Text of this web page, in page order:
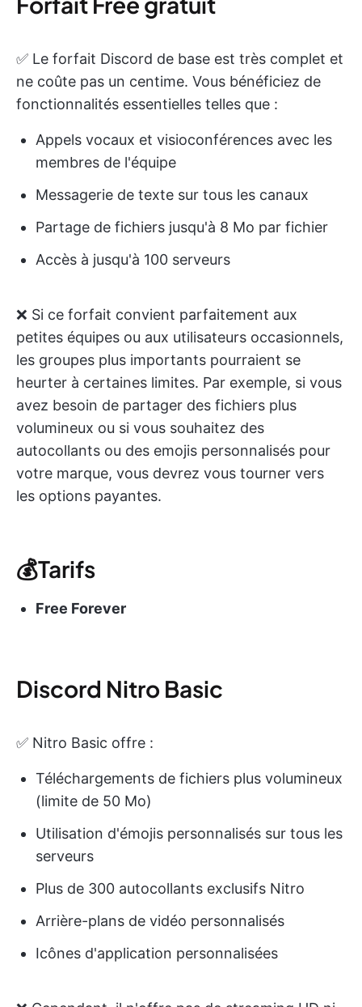
✅ Le forfait Discord de base est très complet et
ne coûte pas un centime. Vous bénéficiez de
fonctionnalités essentielles telles que :
Appels vocaux et visioconférences avec les
membres de l'équipe
Messagerie de texte sur tous les canaux
Partage de fichiers jusqu'à 8 Mo par fichier
Accès à jusqu'à 100 serveurs
❌ Si ce forfait convient parfaitement aux
petites équipes ou aux utilisateurs occasionnels,
les groupes plus importants pourraient se
heurter à certaines limites. Par exemple, si vous
avez besoin de partager des fichiers plus
volumineux ou si vous souhaitez des
autocollants ou des emojis personnalisés pour
votre marque, vous devrez vous tourner vers
les options payantes.
💰Tarifs
Free Forever
Discord Nitro Basic
✅ Nitro Basic offre :
Téléchargements de fichiers plus volumineux
(limite de 50 Mo)
Utilisation d'émojis personnalisés sur tous les
serveurs
Plus de 300 autocollants exclusifs Nitro
Arrière-plans de vidéo personnalisés
Icônes d'application personnalisées